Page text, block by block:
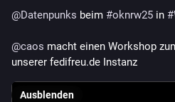
@Datenpunks beim #oknrw25 in #
@caos macht einen Workshop
unserer fedifreu.de Instanz
Ausblenden